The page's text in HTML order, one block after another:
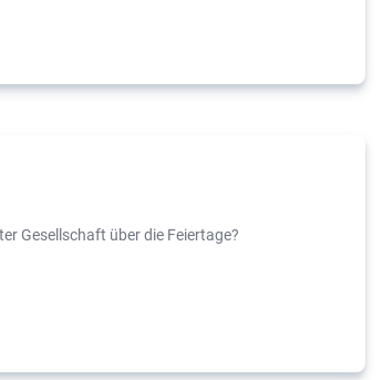
Gesellschaft über die Feiertage?